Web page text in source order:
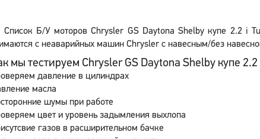
Список Б/У моторов Chrysler GS Daytona Shelby купе 2.2 i
с неаварийных машин Chrysler с навесным/без
мы тестируем Chrysler GS Daytona Shelby купе 2.2
давление в цилиндрах
масла
шумы при работе
цвет и уровень задымления выхлопа
газов в расширительном бачке